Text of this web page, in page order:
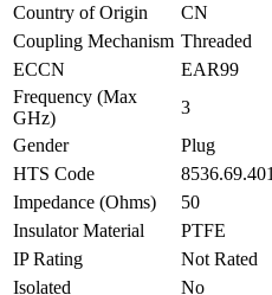
Country of Origin
CN
Coupling Mechanism Threaded
ECCN
EAR99
Frequency (Max
GHz)
3
Gender
Plug
HTS Code
Impedance (Ohms)
50
Insulator Material
PTFE
IP Rating
Not Rated
Isolated
No